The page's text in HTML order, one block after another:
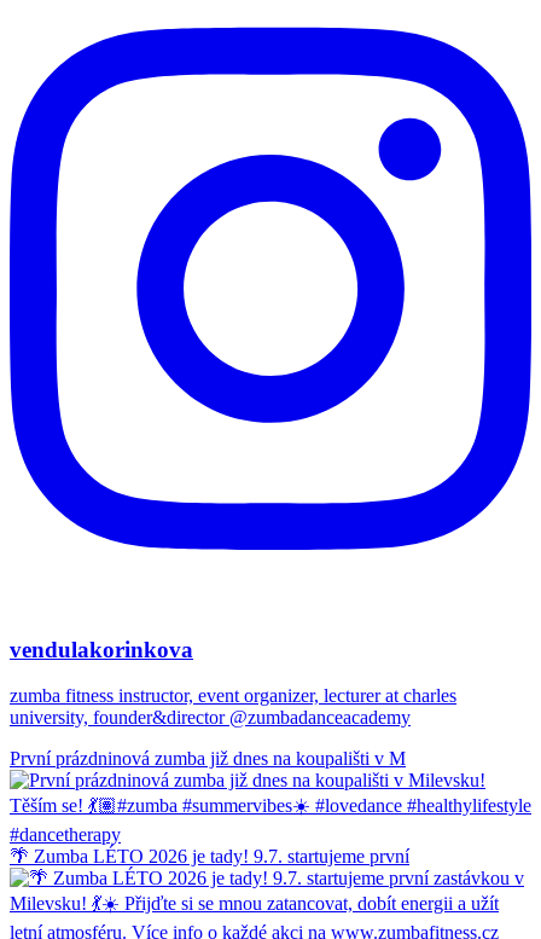
vendulakorinkova
zumba fitness instructor, event organizer, lecturer at charles
university, founder&director @zumbadanceacademy
První prázdninová zumba již dnes na koupališti v M
🌴 Zumba LÉTO 2026 je tady! 9.7. startujeme první